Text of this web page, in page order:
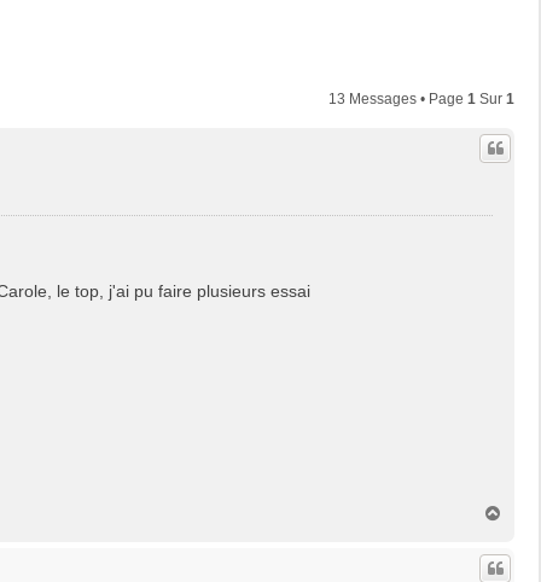
13 Messages • Page 1 Sur 1
le top, j'ai pu faire plusieurs essai
u